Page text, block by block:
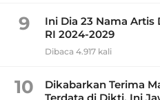
9
Ini Dia 23 Nama
RI 2024-2029
Dibaca 4.917 kali
10
Dikabarkan Terima